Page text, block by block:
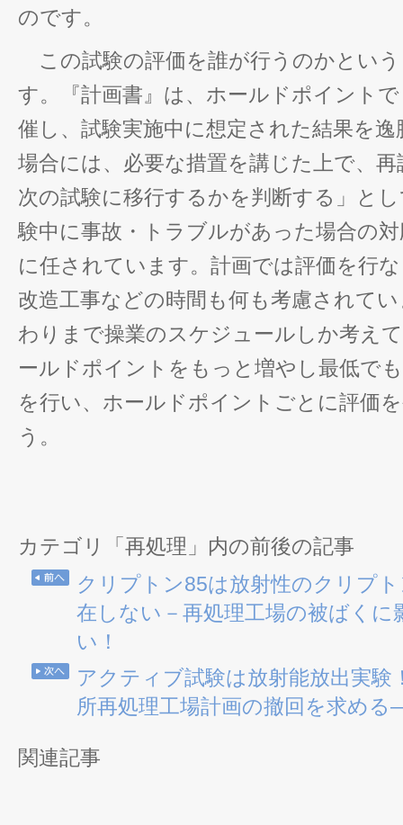
のです。
この試験の評価を誰が行うのかとい
す。『計画書』は、ホールドポイント
催し、試験実施中に想定された結果を
場合には、必要な措置を講じた上で、
次の試験に移行するかを判断する」と
験中に事故・トラブルがあった場合の
に任されています。計画では評価を行
改造工事などの時間も何も考慮されて
わりまで操業のスケジュールしか考え
ールドポイントをもっと増やし最低で
を行い、ホールドポイントごとに評価
う。
カテゴリ「再処理」内の前後の記事
クリプトン85は放射性のクリプ
在しない－再処理工場の被ばく
い！
アクティブ試験は放射能放出実
所再処理工場計画の撤回を求め
関連記事